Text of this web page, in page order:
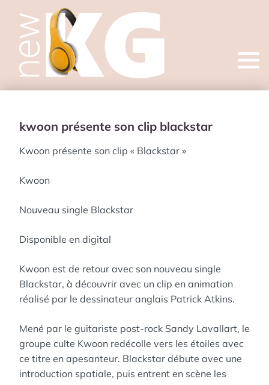
Open
kwoon présente son clip blackstar
Kwoon présente son clip « Blackstar »
Kwoon
Nouveau single Blackstar
Disponible en digital
Kwoon est de retour avec son nouveau single
Blackstar, à découvrir avec un clip en animation
réalisé par le dessinateur anglais Patrick Atkins.
Mené par le guitariste post-rock Sandy Lavallart, le
groupe culte Kwoon redécolle vers les étoiles avec
ce titre en apesanteur. Blackstar débute avec une
introduction spatiale, puis entrent en scène les